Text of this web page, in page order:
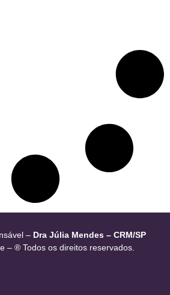
– Dra Júlia Mendes – CRM/SP
– ® Todos os direitos reservados.